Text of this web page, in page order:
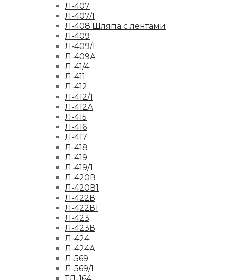
Л-407
Л-407/1
Л-408 Шляпа с лентами
Л-409
Л-409/1
Л-409А
Л-41/4
Л-411
Л-412
Л-412/1
Л-412А
Л-415
Л-416
Л-417
Л-418
Л-419
Л-419/1
Л-420В
Л-420В1
Л-422В
Л-422В1
Л-423
Л-423В
Л-424
Л-424А
Л-569
Л-569/1